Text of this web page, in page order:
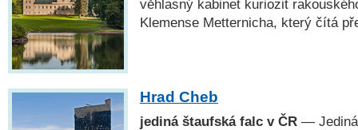
věhlasný kabinet kuriozit
Klemense Metternicha, který čítá
Hrad Cheb
jediná štaufská falc v ČR —